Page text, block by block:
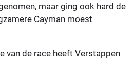
maar ging ook hard de
Cayman moest
van de race heeft Verstappen